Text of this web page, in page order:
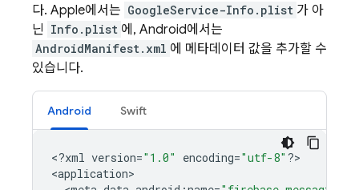
다. Apple에서는 GoogleService-Info.plist 가 아
닌 Info.plist 에, Android에서는
AndroidManifest.xml 에 메타데이터 값을 추가할 수
있습니다.
Android Swift
<?xml version="1.0" encoding="utf-8" ?>
<application